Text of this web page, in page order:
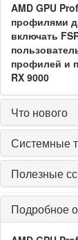
AMD GPU
профилями
включать
профилей и
RX 9000
Что нового
Системные
Полезные
Подробное